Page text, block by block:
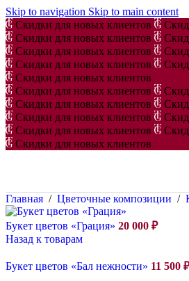
Skip to navigation Skip to main content
Скидки для новых клиентов
Скидки для новых клиентов
Скидки для новых клиентов
Скидки для новых клиентов
Скидки для новых клиентов
Скидки для новых клиентов
Скидки для новых клиентов
Скидки для новых клиентов
Скидки для новых клиентов
Скидки для новых клиентов
Главная / Цветочные композиции /
Букет цветов «Грация» 20 000 ₽
Назад к товарам
Букет цветов «Бал нежности» 11 500 ₽